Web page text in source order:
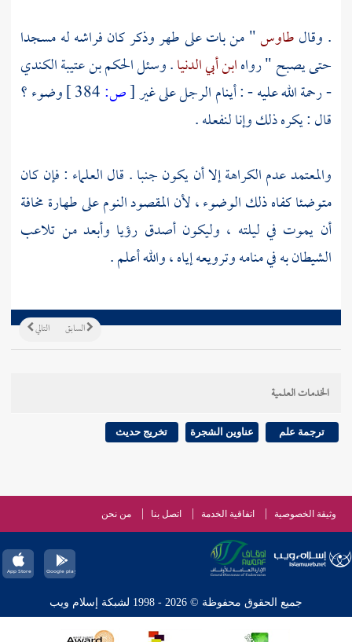
. وقالطاوس" من بات على طهر وذكر كان فراشه له مسجدا
حتى يصبح " رواهابن أبي الدنيا. وسئلالحكم بن عتيبة الكندي
- رحمة الله عليه - : أينام الرجل على غير[ص:
وضوء ؟
قال : يكره ذلك وإنا لنفعله .
والمعتمد عدم الكراهة إلا أن يكون جنبا . قال العلماء : فإن كان
متوضئا كفاه ذلك الوضوء ، لأن المقصود النوم على طهارة مخافة
أن يموت في ليلته ، وليكون أصدق رؤيا وأبعد من تلاعب
الشيطان به في منامه وترويعه إياه ، والله أعلم .
التالي السابق
الخدمات العلمية
ترجمة علم عناوين الشجرة تخريج حديث
وثيقة الخصوصية اتفاقية الخدمة اتصل بنا من نحن
جميع الحقوق محفوظة © 2026 - 1998 لشبكة إسلام ويب